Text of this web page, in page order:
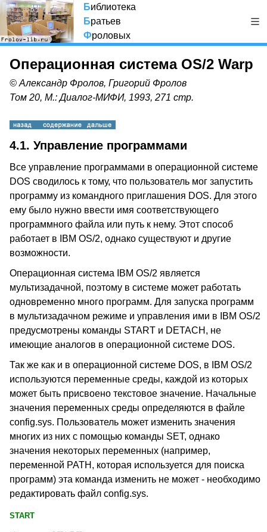
Библиотека
Братьев
Фроловых
Операционная система OS/2 Warp
© Александр Фролов, Григорий Фролов
Том 20, М.: Диалог-МИФИ, 1993, 271 стр.
4.1. Управление программами
Все управление программами в операционной системе
DOS сводилось к тому, что пользователь мог запустить
программу из командного приглашения DOS. Для этого
ему было нужно ввести имя соответствующего
программного файла или путь к нему. Этот способ
работает в IBM OS/2, однако существуют и другие
возможности.
Операционная система IBM OS/2 является
мультизадачной, поэтому в системе может работать
одновременно много программ. Для запуска программ
в мультизадачном режиме и управления ими в IBM OS/2
предусмотрены команды START и DETACH , не
имеющие аналогов в операционной системе DOS.
Так же как и в операционной системе DOS, в IBM OS/2
используются переменные среды, каждой из которых
может быть присвоено текстовое значение. Начальные
значения переменных среды определяются в файле
config.sys. Пользователь может изменить значения
многих из них с помощью команды SET, однако
значения некоторых переменных (например,
переменной PATH , которая используется для поиска
программ) эта команда изменить не может - необходимо
редактировать файл config.sys.
START